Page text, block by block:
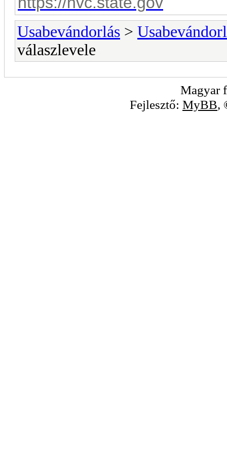
Usabevándorlás >
válaszlevele
Magyar
Fejlesztő: MyBB,